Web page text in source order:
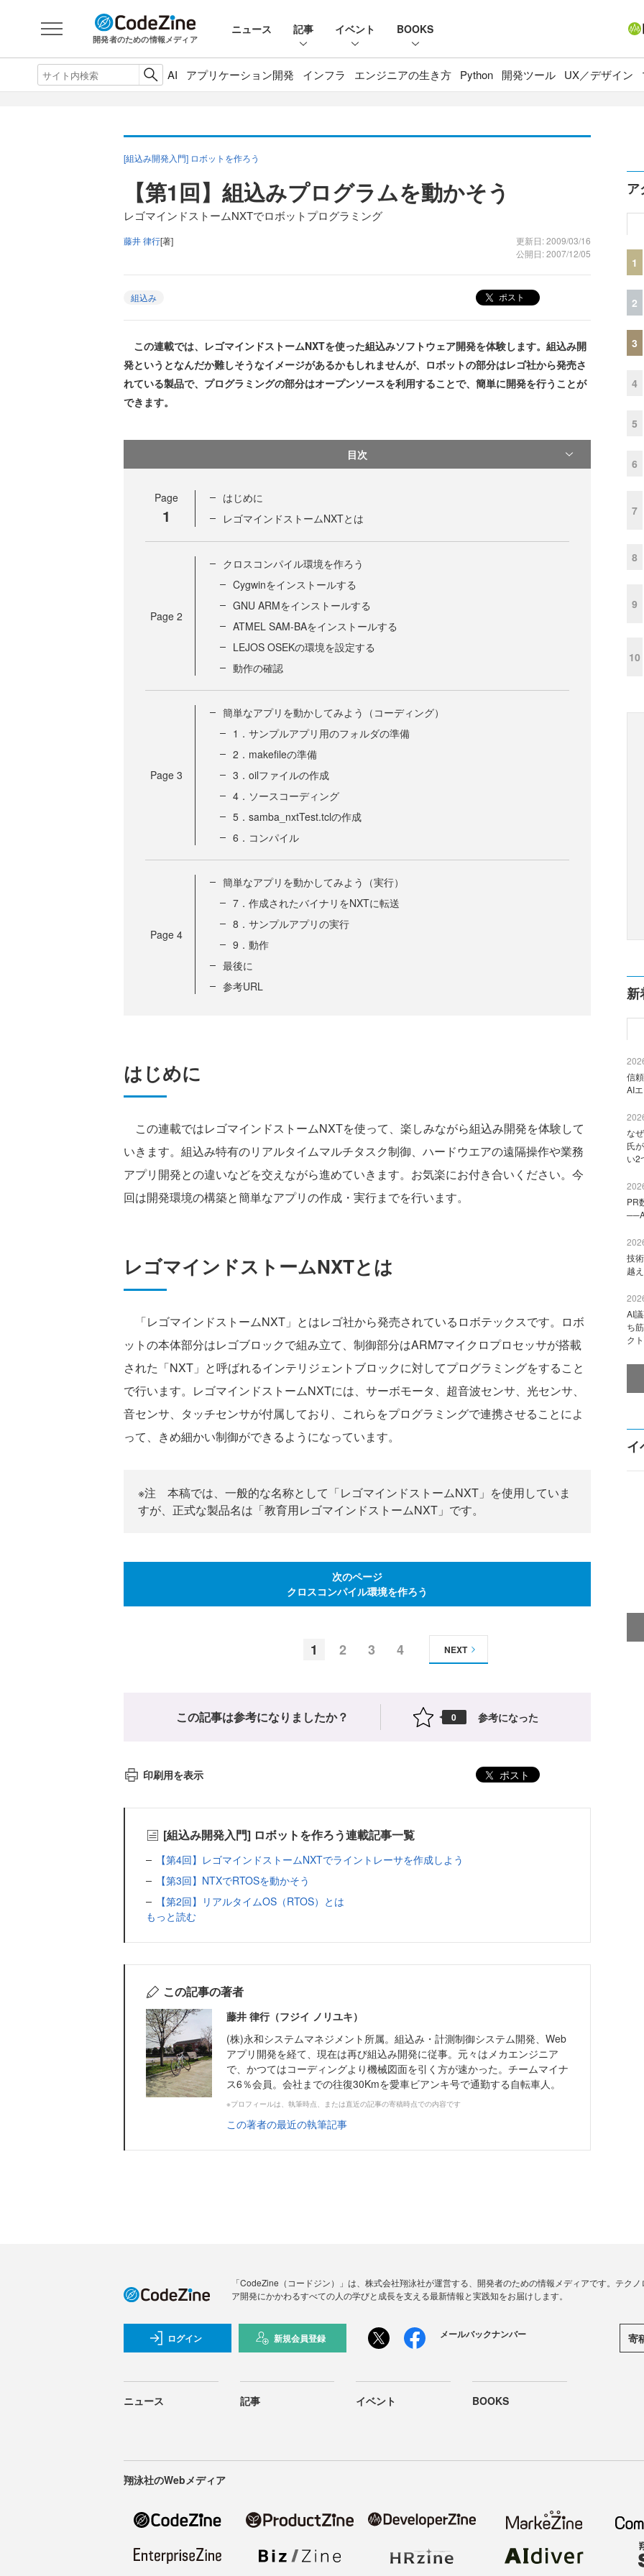
開発者のための情報メディア
ニュース 記事 イベント BOOKS
AI アプリケーション開発 インフラ エンジニアの生き方 Python 開発ツール UX／デザイン
[組込み開発入門] ロボットを作ろう
【第1回】組込みプログラムを動かそう
レゴマインドストームNXTでロボットプログラミング
藤井 律行[著]
更新日: 2009/03/16
公開日: 2007/12/05
組込み ポスト
この連載では、レゴマインドストームNXTを使った組込みソフトウェア開発を体験します。組込み開
発というとなんだか難しそうなイメージがあるかもしれませんが、ロボットの部分はレゴ社から発売さ
れている製品で、プログラミングの部分はオープンソースを利用することで、簡単に開発を行うことが
できます。
目次
Page
1
はじめに
レゴマインドストームNXTとは
Page 2
クロスコンパイル環境を作ろう
Cygwinをインストールする
GNU ARMをインストールする
ATMEL SAM-BAをインストールする
LEJOS OSEKの環境を設定する
動作の確認
Page 3
簡単なアプリを動かしてみよう（コーディング）
1．サンプルアプリ用のフォルダの準備
2．makefileの準備
3．oilファイルの作成
4．ソースコーディング
5．samba_nxtTest.tclの作成
6．コンパイル
Page 4
簡単なアプリを動かしてみよう（実行）
7．作成されたバイナリをNXTに転送
8．サンプルアプリの実行
9．動作
最後に
参考URL
はじめに
この連載ではレゴマインドストームNXTを使って、楽しみながら組込み開発を体験して
いきます。組込み特有のリアルタイムマルチタスク制御、ハードウエアの遠隔操作や業務
アプリ開発との違いなどを交えながら進めていきます。お気楽にお付き合いください。今
回は開発環境の構築と簡単なアプリの作成・実行までを行います。
レゴマインドストームNXTとは
「レゴマインドストームNXT」とはレゴ社から発売されているロボテックスです。ロボ
ットの本体部分はレゴブロックで組み立て、制御部分はARM7マイクロプロセッサが搭載
された「NXT」と呼ばれるインテリジェントブロックに対してプログラミングをすること
で行います。レゴマインドストームNXTには、サーボモータ、超音波センサ、光センサ、
音センサ、タッチセンサが付属しており、これらをプログラミングで連携させることによ
って、きめ細かい制御ができるようになっています。
※注 本稿では、一般的な名称として「レゴマインドストームNXT」を使用していま
すが、正式な製品名は「教育用レゴマインドストームNXT」です。
次のページ
クロスコンパイル環境を作ろう
1 2 3 4 NEXT
この記事は参考になりましたか？ 0 参考になった
印刷用を表示 ポスト
[組込み開発入門] ロボットを作ろう連載記事一覧
【第4回】レゴマインドストームNXTでライントレーサを作成しよう
【第3回】NTXでRTOSを動かそう
【第2回】リアルタイムOS（RTOS）とは
もっと読む
この記事の著者
藤井 律行（フジイ ノリユキ）
(株)永和システムマネジメント所属。組込み・計測制御システム開発、Web
アプリ開発を経て、現在は再び組込み開発に従事。元々はメカエンジニア
で、かつてはコーディングより機械図面を引く方が速かった。チームマイナ
ス6％会員。会社までの往復30Kmを愛車ビアンキ号で通勤する自転車人。
※プロフィールは、執筆時点、または直近の記事の寄稿時点での内容です
この著者の最近の執筆記事
ア
1
2
3
4
5
6
7
8
9
10
新
信
AI
な
氏
い2
PR
技
越
AI
ち
ク
イ
「CodeZine（コードジン）」は、株式会社翔泳社が運営する、開発者のための情報メディアです。テク
ア開発にかかわるすべての人の学びと成長を支える最新情報と実践知をお届けします。
ログイン 新規会員登録 メールバックナンバー 寄
ニュース 記事 イベント BOOKS
翔泳社のWebメディア